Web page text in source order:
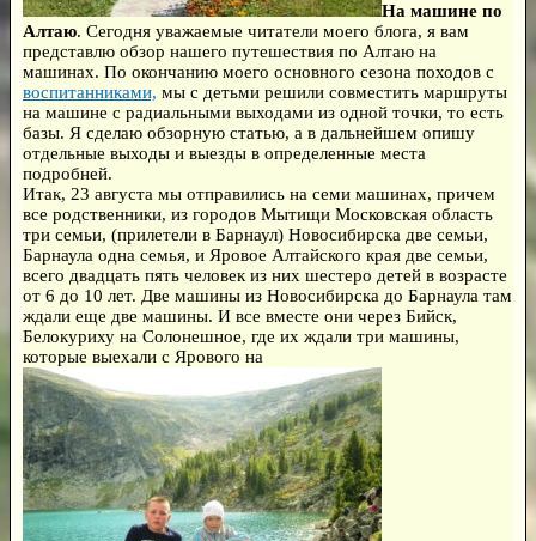
На машине по
Алтаю. Сегодня уважаемые читатели моего блога, я вам
представлю обзор нашего путешествия по Алтаю на
машинах. По окончанию моего основного сезона походов с
воспитанниками, мы с детьми решили совместить маршруты
на машине с радиальными выходами из одной точки, то есть
базы. Я сделаю обзорную статью, а в дальнейшем опишу
отдельные выходы и выезды в определенные места
подробней.
Итак, 23 августа мы отправились на семи машинах, причем
все родственники, из городов Мытищи Московская область
три семьи, (прилетели в Барнаул) Новосибирска две семьи,
Барнаула одна семья, и Яровое Алтайского края две семьи,
всего двадцать пять человек из них шестеро детей в возрасте
от 6 до 10 лет. Две машины из Новосибирска до Барнаула там
ждали еще две машины. И все вместе они через Бийск,
Белокуриху на Солонешное, где их ждали три машины,
которые выехали с Ярового на